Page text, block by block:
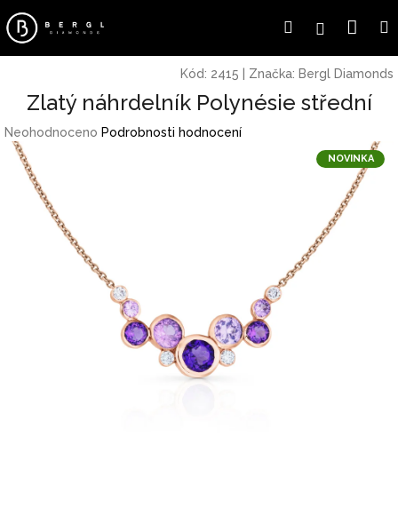
na
obsah
HledatPřihlášení
Kód: 2415 Značka: Bergl Diamonds
Zlatý náhrdelník Polynésie střední
Průměrné
hodnocení
produktu
Neohodnoceno Podrobnosti hodnocení
NOVINKA